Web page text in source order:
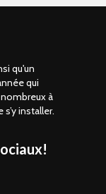
qu'un
qui
nombreux à
installer.